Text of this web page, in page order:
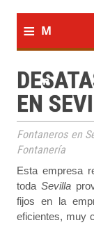
≡ M
e
n
u
EN
Fontaneros en
Fontanería
Esta empresa
toda Sevilla
fijos en la
eficientes, muy